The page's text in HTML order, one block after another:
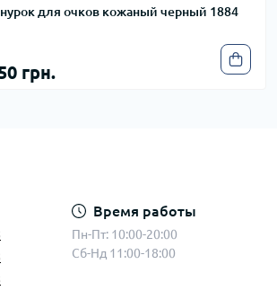
для очков кожаный черный 1884
грн.
Время работы
Пн-Пт: 10:00-20:00
Сб-Нд 11:00-18:00